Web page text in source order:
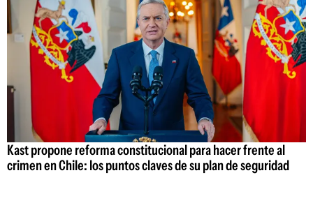
Kast propone reforma constitucional para hacer frente al
crimen en Chile: los puntos claves de su plan de seguridad